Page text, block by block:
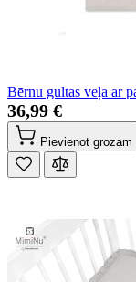
Bērnu gultas veļa ar
36,99 €
Pievienot grozam